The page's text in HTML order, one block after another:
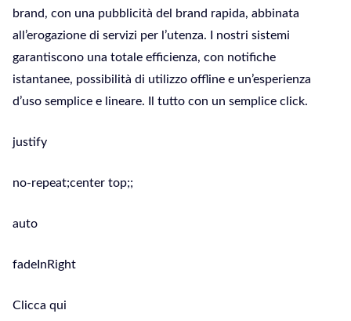
brand, con una pubblicità del brand rapida, abbinata
all’erogazione di servizi per l’utenza. I nostri sistemi
garantiscono una totale efficienza, con notifiche
istantanee, possibilità di utilizzo offline e un’esperienza
d’uso semplice e lineare. Il tutto con un semplice click.
justify
no-repeat;center top;;
auto
fadeInRight
Clicca qui